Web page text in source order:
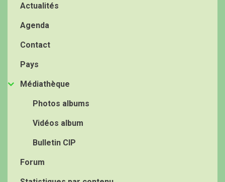
Actualités
Agenda
Contact
Pays
Médiathèque
Photos albums
Vidéos album
Bulletin CIP
Forum